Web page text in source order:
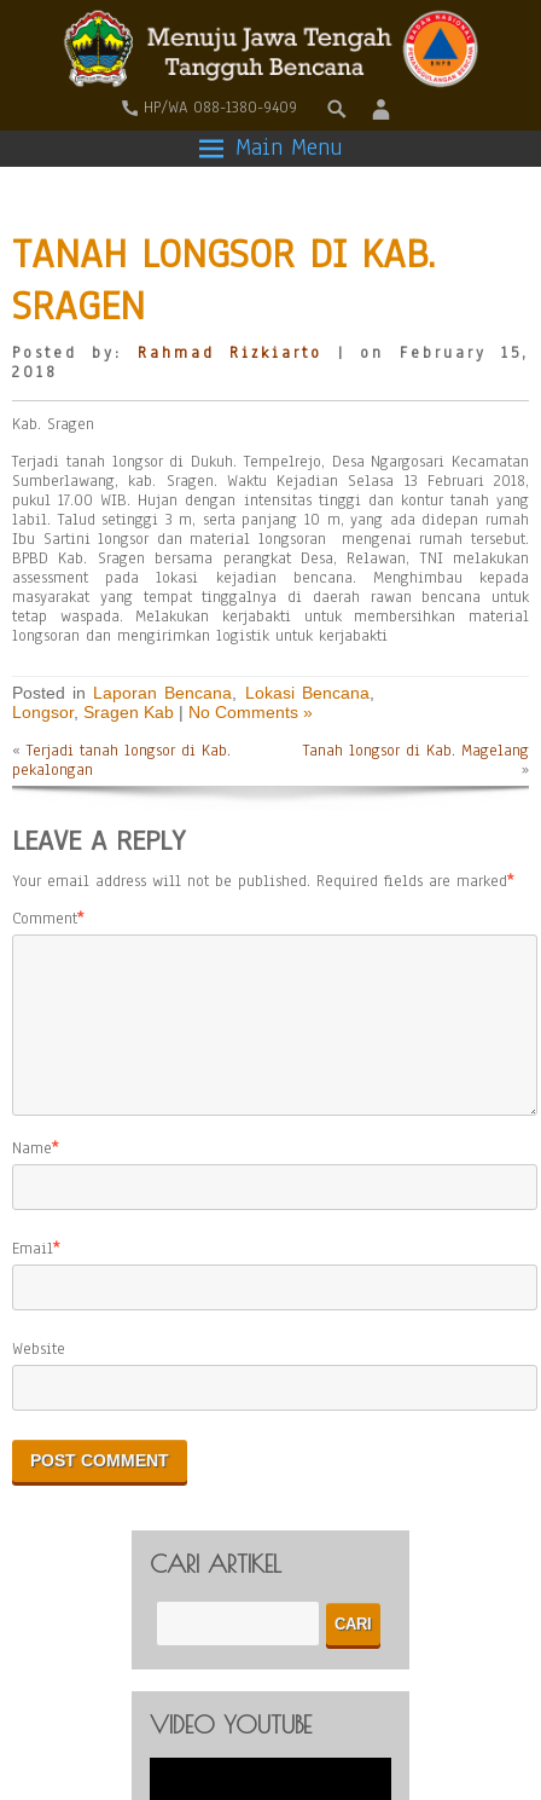
HP/WA 088-1380-9409
Main Menu
TANAH LONGSOR DI KAB.
SRAGEN
Posted by: Rahmad Rizkiarto
| on February 15,
2018
Kab. Sragen
Terjadi tanah longsor di Dukuh. Tempelrejo, Desa Ngargosari Kecamatan
Sumberlawang, kab. Sragen. Waktu Kejadian Selasa 13 Februari 2018,
pukul 17.00 WIB. Hujan dengan intensitas tinggi dan kontur tanah yang
labil. Talud setinggi 3 m, serta panjang 10 m, yang ada didepan rumah
Ibu Sartini longsor dan material longsoran mengenai rumah tersebut.
BPBD Kab. Sragen bersama perangkat Desa, Relawan, TNI melakukan
assessment pada lokasi kejadian bencana. Menghimbau kepada
masyarakat yang tempat tinggalnya di daerah rawan bencana untuk
tetap waspada. Melakukan kerjabakti untuk membersihkan material
longsoran dan mengirimkan logistik untuk kerjabakti
Posted in Laporan Bencana Lokasi Bencana
Longsor, Sragen Kab | No Comments »
«Terjadi tanah longsor di Kab.
pekalongan
Tanah longsor di Kab. Magelang
»
LEAVE A REPLY
Your email address will not be published. Required fields are marked*
Comment*
Name*
Email*
Website
CARI ARTIKEL
VIDEO YOUTUBE